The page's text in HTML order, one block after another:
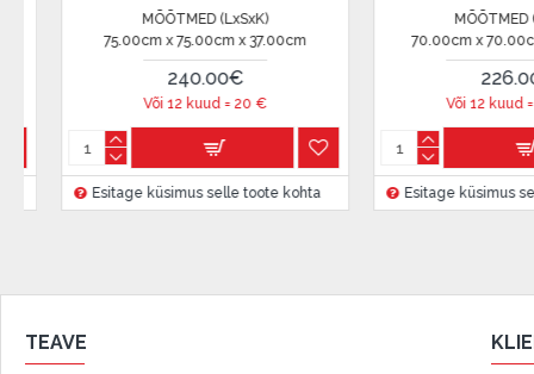
Lepingu tingimused:
Liisingulepingu võib allkirjastada ainult see isik, kes
lepingus.
Lisateave:
Enne krediidi vormistamist palun tutvugekauba
Laenake vastutustundlikult! Enne laenamist palun
70.00cm x 40.00cm
selle toote kohta
37.00cm x 37.00cm x 43.00cm
Esitage küsimus selle toote kohta
TEAVE